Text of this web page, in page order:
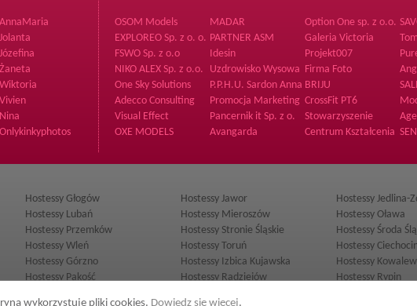
wykorzystuje pliki cookies. Dowiedz się więcej.
AnnaMaria
Jolanta
Józefina
Żaneta
Wiktoria
Vivien
Nina
Onlykinkyphotos
OSOM Models MADAR
Option One sp. z o.o.
Sp.K.
o.o.
EXPLOREO Sp. z o. o. PARTNER ASM Galeria Victoria
FSWO Sp. z o.o
Idesin Projekt007
NIKO ALEX Sp. z o.o.
Uzdrowisko Wysowa
S.A.
Firma Foto
One Sky Solutions
P.P.H.U. Sardon Anna
Jedlicka Tutaj
BRIJU
Adecco Consulting
Sp. z o.o.
Promocja Marketing CrossFit PT6
Visual Effect
Pancernik it Sp. z o.
o.
Stowarzyszenie
Rozwijamy Talenty
OXE MODELS
Avangarda
Centrum Kształcenia
Point
Hostessy Głogów Hostessy Jawor
Hostessy Jedlina-
Hostessy Lubań Hostessy Mieroszów
Hostessy Oława
Hostessy Przemków Hostessy Stronie Śląskie
Hostessy Środa
Hostessy Wleń Hostessy Toruń
Hostessy
Hostessy Górzno Hostessy Izbica Kujawska
Hostessy
Hostessy Pakość Hostessy Radziejów
Hostessy Rypin